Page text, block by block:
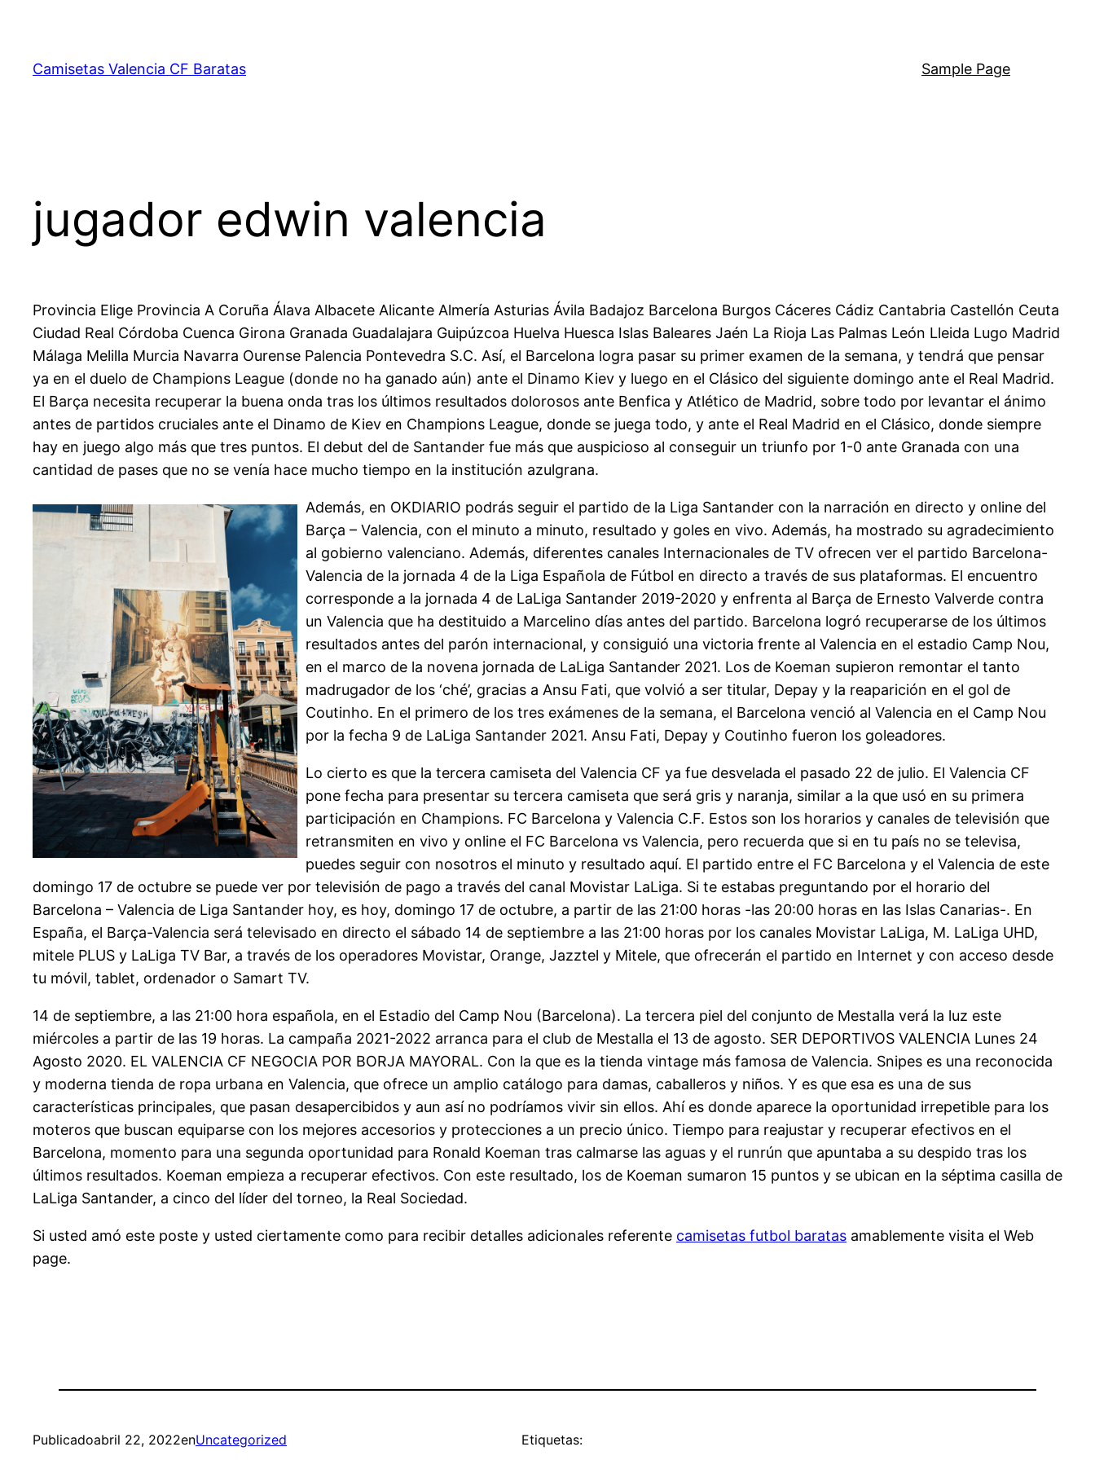
contenido
Camisetas Valencia CF Baratas Sample Page
jugador edwin valencia
Provincia Elige Provincia A Coruña Álava Albacete Alicante Almería Asturias Ávila Badajoz Barcelona Burgos Cáceres Cádiz Cantabria Castellón Ceuta
Ciudad Real Córdoba Cuenca Girona Granada Guadalajara Guipúzcoa Huelva Huesca Islas Baleares Jaén La Rioja Las Palmas León Lleida Lugo Madrid
Málaga Melilla Murcia Navarra Ourense Palencia Pontevedra S.C. Así, el Barcelona logra pasar su primer examen de la semana, y tendrá que pensar
ya en el duelo de Champions League (donde no ha ganado aún) ante el Dinamo Kiev y luego en el Clásico del siguiente domingo ante el Real Madrid.
El Barça necesita recuperar la buena onda tras los últimos resultados dolorosos ante Benfica y Atlético de Madrid, sobre todo por levantar el ánimo
antes de partidos cruciales ante el Dinamo de Kiev en Champions League, donde se juega todo, y ante el Real Madrid en el Clásico, donde siempre
hay en juego algo más que tres puntos. El debut del de Santander fue más que auspicioso al conseguir un triunfo por 1-0 ante Granada con una
cantidad de pases que no se venía hace mucho tiempo en la institución azulgrana.
Además, en OKDIARIO podrás seguir el partido de la Liga Santander con la narración en directo y online del
Barça – Valencia, con el minuto a minuto, resultado y goles en vivo. Además, ha mostrado su agradecimiento
al gobierno valenciano. Además, diferentes canales Internacionales de TV ofrecen ver el partido Barcelona-
Valencia de la jornada 4 de la Liga Española de Fútbol en directo a través de sus plataformas. El encuentro
corresponde a la jornada 4 de LaLiga Santander 2019-2020 y enfrenta al Barça de Ernesto Valverde contra
un Valencia que ha destituido a Marcelino días antes del partido. Barcelona logró recuperarse de los últimos
resultados antes del parón internacional, y consiguió una victoria frente al Valencia en el estadio Camp Nou,
en el marco de la novena jornada de LaLiga Santander 2021. Los de Koeman supieron remontar el tanto
madrugador de los ‘ché’, gracias a Ansu Fati, que volvió a ser titular, Depay y la reaparición en el gol de
Coutinho. En el primero de los tres exámenes de la semana, el Barcelona venció al Valencia en el Camp Nou
por la fecha 9 de LaLiga Santander 2021. Ansu Fati, Depay y Coutinho fueron los goleadores.
Lo cierto es que la tercera camiseta del Valencia CF ya fue desvelada el pasado 22 de julio. El Valencia CF
pone fecha para presentar su tercera camiseta que será gris y naranja, similar a la que usó en su primera
participación en Champions. FC Barcelona y Valencia C.F. Estos son los horarios y canales de televisión que
retransmiten en vivo y online el FC Barcelona vs Valencia, pero recuerda que si en tu país no se televisa,
puedes seguir con nosotros el minuto y resultado aquí. El partido entre el FC Barcelona y el Valencia de este
domingo 17 de octubre se puede ver por televisión de pago a través del canal Movistar LaLiga. Si te estabas preguntando por el horario del
Barcelona – Valencia de Liga Santander hoy, es hoy, domingo 17 de octubre, a partir de las 21:00 horas -las 20:00 horas en las Islas Canarias-. En
España, el Barça-Valencia será televisado en directo el sábado 14 de septiembre a las 21:00 horas por los canales Movistar LaLiga, M. LaLiga UHD,
mitele PLUS y LaLiga TV Bar, a través de los operadores Movistar, Orange, Jazztel y Mitele, que ofrecerán el partido en Internet y con acceso desde
tu móvil, tablet, ordenador o Samart TV.
14 de septiembre, a las 21:00 hora española, en el Estadio del Camp Nou (Barcelona). La tercera piel del conjunto de Mestalla verá la luz este
miércoles a partir de las 19 horas. La campaña 2021-2022 arranca para el club de Mestalla el 13 de agosto. SER DEPORTIVOS VALENCIA Lunes 24
Agosto 2020. EL VALENCIA CF NEGOCIA POR BORJA MAYORAL. Con la que es la tienda vintage más famosa de Valencia. Snipes es una reconocida
y moderna tienda de ropa urbana en Valencia, que ofrece un amplio catálogo para damas, caballeros y niños. Y es que esa es una de sus
características principales, que pasan desapercibidos y aun así no podríamos vivir sin ellos. Ahí es donde aparece la oportunidad irrepetible para los
moteros que buscan equiparse con los mejores accesorios y protecciones a un precio único. Tiempo para reajustar y recuperar efectivos en el
Barcelona, momento para una segunda oportunidad para Ronald Koeman tras calmarse las aguas y el runrún que apuntaba a su despido tras los
últimos resultados. Koeman empieza a recuperar efectivos. Con este resultado, los de Koeman sumaron 15 puntos y se ubican en la séptima casilla de
LaLiga Santander, a cinco del líder del torneo, la Real Sociedad.
Si usted amó este poste y usted ciertamente como para recibir detalles adicionales referente camisetas futbol baratas amablemente visita el Web
page.
Publicadoabril 22, 2022enUncategorized Etiquetas: